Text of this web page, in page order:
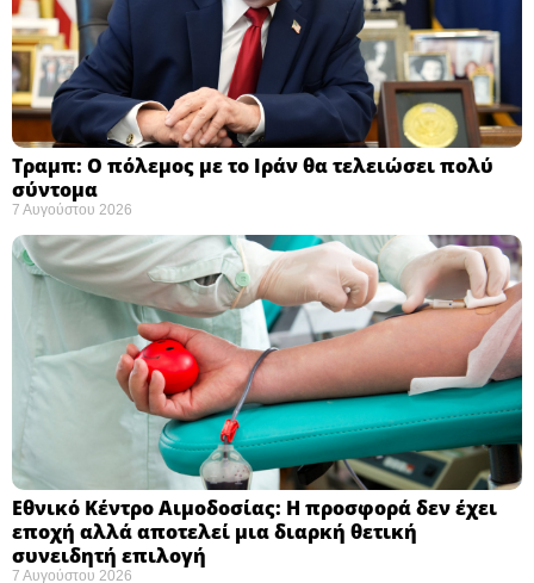
Τραμπ: Ο πόλεμος με το Ιράν θα τελειώσει πολύ
σύντομα ​
7 Αυγούστου 2026
Εθνικό Κέντρο Αιμοδοσίας: H προσφορά δεν έχει
εποχή αλλά αποτελεί μια διαρκή θετική
συνειδητή επιλογή ​
7 Αυγούστου 2026